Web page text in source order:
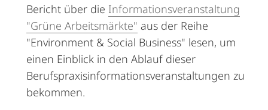
Bericht über die Informationsveranstaltung
"Grüne Arbeitsmärkte" aus der Reihe
"Environment & Social Business" lesen, um
einen Einblick in den Ablauf dieser
Berufspraxisinformationsveranstaltungen zu
bekommen.